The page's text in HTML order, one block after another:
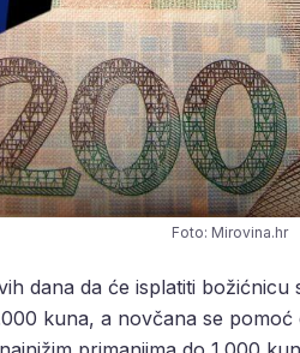
Foto: Mirovina.hr
dana da će isplatiti
kuna, a novčana se